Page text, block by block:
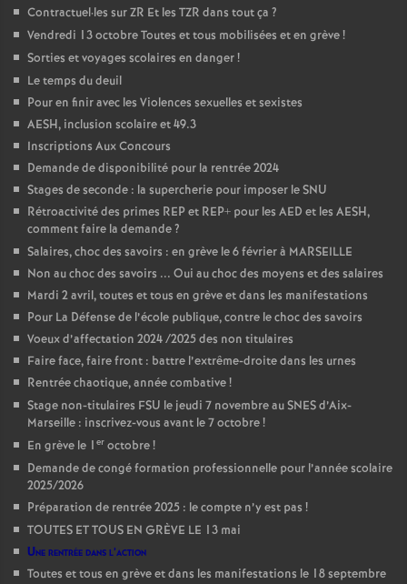
Contractuel·les sur ZR Et les TZR dans tout ça ?
Vendredi 13 octobre Toutes et tous mobilisées et en grève!
Sorties et voyages scolaires en danger!
Le temps du deuil
Pour en finir avec les Violences sexuelles et sexistes
AESH, inclusion scolaire et 49.3
Inscriptions Aux Concours
Demande de disponibilité pour la rentrée 2024
Stages de seconde : la supercherie pour imposer le SNU
Rétroactivité des primes REP et REP+ pour les AED et les AESH,
comment faire la demande?
Salaires, choc des savoirs : en grève le 6 février à MARSEILLE
Non au choc des savoirs ... Oui au choc des moyens et des salaires
Mardi 2 avril, toutes et tous en grève et dans les manifestations
Pour La Défense de l’école publique, contre le choc des savoirs
Voeux d’affectation 2024 /2025 des non titulaires
Faire face, faire front : battre l’extrême-droite dans les urnes
Rentrée chaotique, année combative!
Stage non-titulaires FSU le jeudi 7 novembre au SNES d’Aix-
Marseille : inscrivez-vous avant le 7 octobre!
En grève le 1 er octobre!
Demande de congé formation professionnelle pour l’année scolaire
2025/2026
Préparation de rentrée 2025 : le compte n’y est pas !
TOUTES ET TOUS EN GRÈVE LE 13 mai
Une rentrée dans l’action
Toutes et tous en grève et dans les manifestations le 18 septembre